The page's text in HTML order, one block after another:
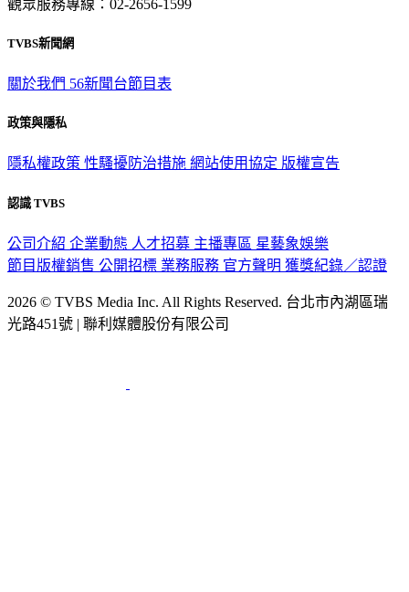
觀眾服務專線：02-2656-1599
TVBS新聞網
關於我們 56新聞台節目表
政策與隱私
隱私權政策 性騷擾防治措施 網站使用協定 版權宣告
認識 TVBS
公司介紹 企業動態 人才招募 主播專區 星藝象娛樂
節目版權銷售 公開招標 業務服務 官方聲明 獲獎紀錄／認證
2026 © TVBS Media Inc. All Rights Reserved. 台北市內湖區瑞
光路451號 | 聯利媒體股份有限公司